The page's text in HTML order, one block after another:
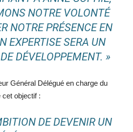
NOTRE VOLONTÉ
NOTRE PRÉSENCE EN
EXPERTISE SERA UN
DÉVELOPPEMENT. »
Général Délégué en charge du
cet objectif :
DE DEVENIR UN